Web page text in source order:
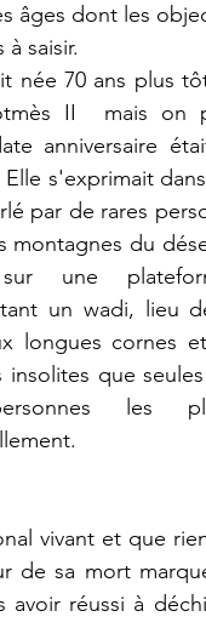
âges dont les
à saisir.
née 70 ans plus
II  mais on
anniversaire
Elle s'exprimait
par de rares
montagnes du
une
un wadi, lieu
longues cornes
insolites que
les
vivant et que
de sa mort
réussi à